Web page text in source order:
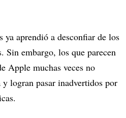
ya aprendió a desconfiar de los
Sin embargo, los que parecen
Apple muchas veces no
logran pasar inadvertidos por